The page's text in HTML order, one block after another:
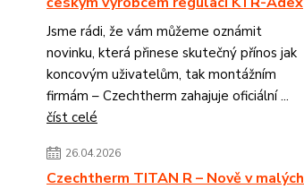
Jsme rádi, že vám můžeme oznámit
novinku, která přinese skutečný přínos jak
koncovým uživatelům, tak montážním
firmám – Czechtherm zahajuje oficiální ...
číst celé
26.04.2026
Czechtherm TITAN R – Nově v malých